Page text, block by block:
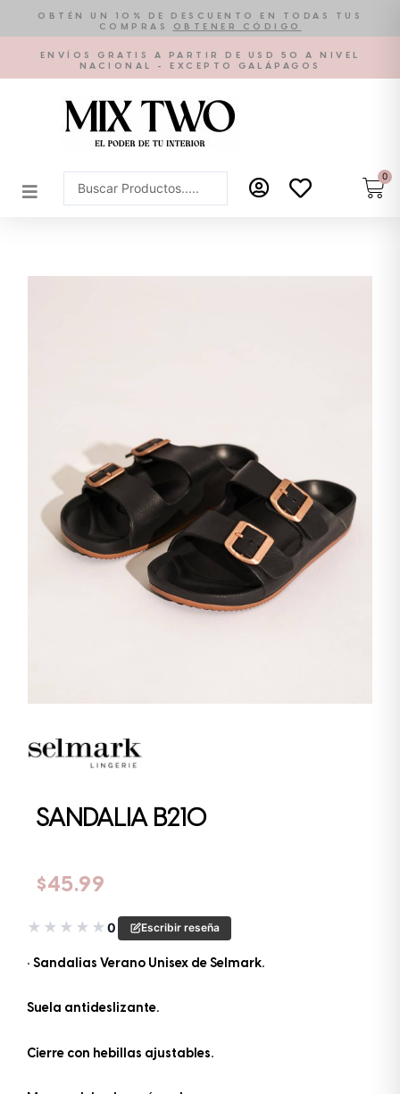
contenido
OBTÉN UN 10% DE DESCUENTO EN TODAS TUS
COMPRAS
OBTENER CÓDIGO
ENVÍOS GRATIS A PARTIR DE USD 50 A NIVEL
NACIONAL - EXCEPTO GALÁPAGOS
Search
...
0
SANDALIA B210
$45.99
★ ★ ★ ★ ★0 Escribir reseña
• Sandalias Verano Unisex de Selmark.
Suela antideslizante.
Cierre con hebillas ajustables.